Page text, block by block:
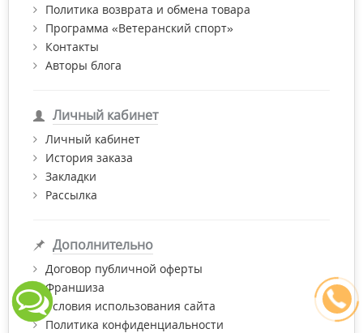
Политика возврата и обмена товара
Программа «Ветеранский спорт»
Контакты
Авторы блога
Личный кабинет
Личный кабинет
История заказа
Закладки
Рассылка
Дополнительно
Договор публичной оферты
Франшиза
Условия использования сайта
Политика конфиденциальности